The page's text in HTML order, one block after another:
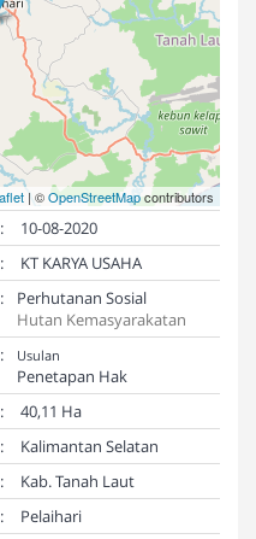
| ©OpenStreetMapcontributors
:
10-08-2020
:
KT KARYA USAHA
:
Perhutanan Sosial
Hutan Kemasyarakatan
: Usulan
Penetapan Hak
:
40,11 Ha
:
Kalimantan Selatan
:
Kab. Tanah Laut
:
Pelaihari